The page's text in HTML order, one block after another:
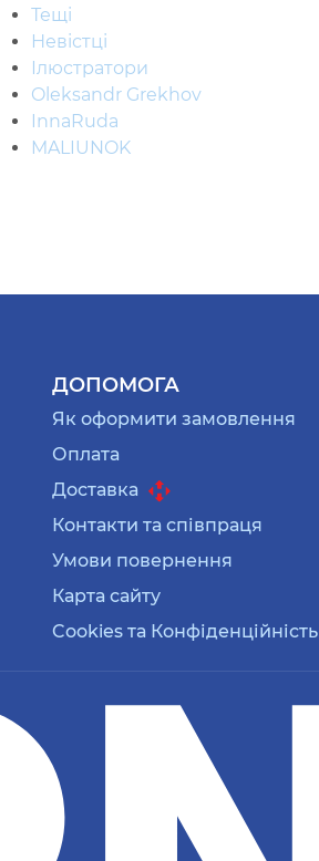
Тещі
Невістці
Ілюстратори
Oleksandr Grekhov
InnaRuda
MALIUNOK
ДОПОМОГА
Як оформити замовлення
Оплата
Доставка
Контакти та співпраця
Умови повернення
Карта сайту
Cookies та Конфіденційність